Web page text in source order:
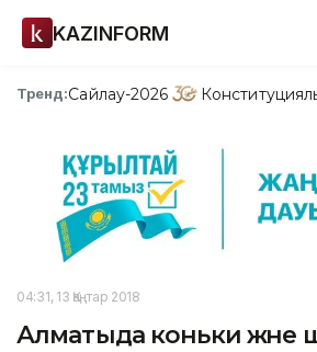
KAZINFORM
Тренд:Сайлау-2026
04:31, 13 Қаңтар 2018
Алматыда коньки және